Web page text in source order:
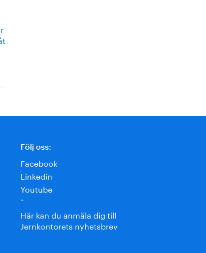
Följ oss:
Facebook
Linkedin
Youtube
¨
Här kan du anmäla dig till
Jernkontorets nyhetsbrev